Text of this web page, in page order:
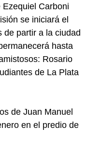
Carboni
se iniciará el
de partir a la ciudad
hasta
Rosario
de La Plata
de Juan Manuel
en el predio de